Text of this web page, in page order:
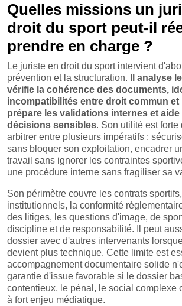
Quelles missions un
droit du sport peut-il
prendre en charge ?
Le juriste en droit du sport intervient
prévention et la structuration. I
l analyse
vérifie la cohérence des documents,
incompatibilités entre droit commun
prépare les validations internes et
décisions sensibles. Son utilité est forte
arbitrer entre plusieurs impératifs :
sans bloquer son exploitation, encadrer
travail sans ignorer les contraintes
une procédure interne sans fragiliser sa
Son périmètre couvre les contrats
institutionnels, la conformité
des litiges, les questions d'image, de
discipline et de responsabilité. Il peut
dossier avec d'autres intervenants
devient plus technique. Cette limite est
accompagnement documentaire solide
garantie d'issue favorable si le dossier
contentieux, le pénal, le social complexe
à fort enjeu médiatique.